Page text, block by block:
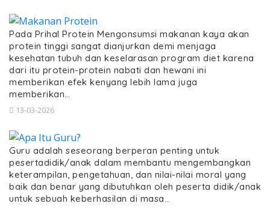
Pada Prihal Protein Mengonsumsi makanan kaya akan
protein tinggi sangat dianjurkan demi menjaga
kesehatan tubuh dan keselarasan program diet karena
dari itu protein-protein nabati dan hewani ini
memberikan efek kenyang lebih lama juga
memberikan…
13-03-2026
Guru adalah seseorang berperan penting untuk
pesertadidik/anak dalam membantu mengembangkan
keterampilan, pengetahuan, dan nilai-nilai moral yang
baik dan benar yang dibutuhkan oleh peserta didik/anak
untuk sebuah keberhasilan di masa…